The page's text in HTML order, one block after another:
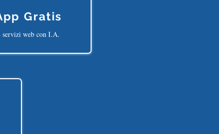
Gratis
servizi web con I.A.